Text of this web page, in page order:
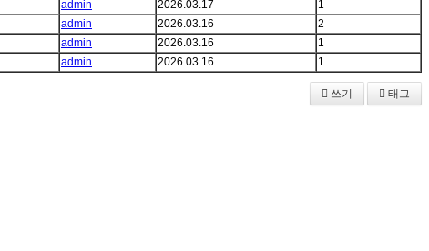
admin 2026.03.17
1
admin 2026.03.16
2
admin 2026.03.16
1
admin 2026.03.16 1
쓰기 태그